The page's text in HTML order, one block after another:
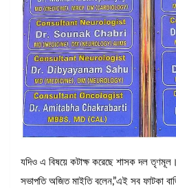
যদিও এ বিষয়ে কটাক্ষ করেছে শাসক দল
সভাপতি অজিত মাইতি বলেন,”এই সব ফাটকা